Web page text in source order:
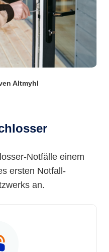
Altmyhl
Notfälle einem
ersten Notfall-
an.